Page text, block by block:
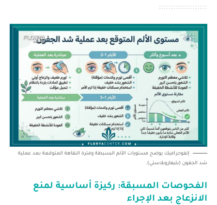
إنفوجرافيك يوضح مستويات الألم البسيطة وفترة النقاهة المتوقعة بعد عملية
شد الجفون (بليفاروبلاستي).
الفحوصات المسبقة: ركيزة أساسية لمنع
الانزعاج بعد الإجراء